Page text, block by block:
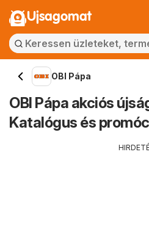
Ujsagomat
OBI Pápa
OBI Pápa akciós
Katalógus és